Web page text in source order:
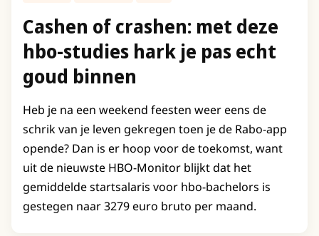
Cashen of crashen: met deze
hbo-studies hark je pas echt
goud binnen
Heb je na een weekend feesten weer eens de
schrik van je leven gekregen toen je de Rabo-app
opende? Dan is er hoop voor de toekomst, want
uit de nieuwste HBO-Monitor blijkt dat het
gemiddelde startsalaris voor hbo-bachelors is
gestegen naar 3279 euro bruto per maand.